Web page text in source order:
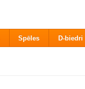
Spēles D-biedri